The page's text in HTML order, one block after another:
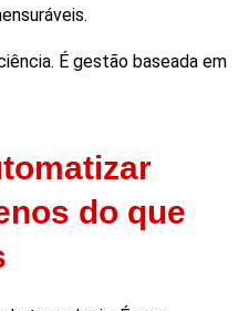
É gestão baseada em
do que